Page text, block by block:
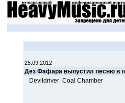
25.09.2012
Дез Фафара выпустил песню в
Devildriver Coal Chamber